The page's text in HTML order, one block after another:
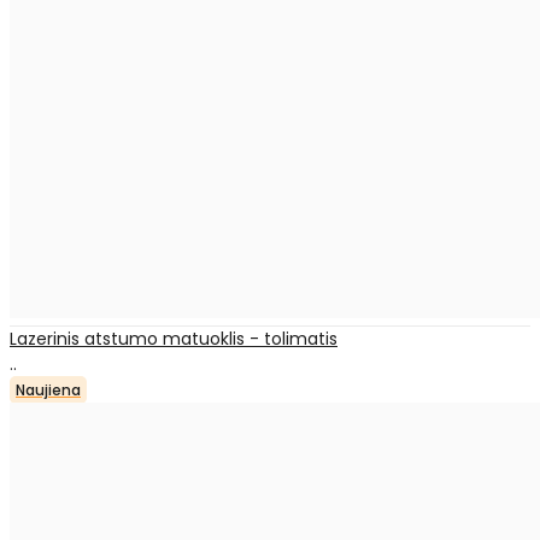
Lazerinis atstumo matuoklis - tolimatis
..
Naujiena